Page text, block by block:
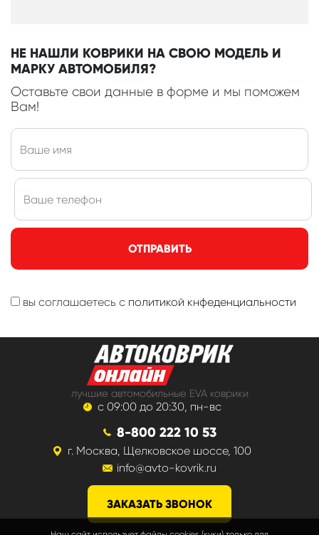
НЕ НАШЛИ КОВРИКИ НА СВОЮ МОДЕЛЬ И
МАРКУ АВТОМОБИЛЯ?
Оставьте свои данные в форме и мы поможем
Вам!
ОТПРАВИТЬ
вы соглашаетесь с политикой кнфеденциальности
лучшие автомобильные EVA коврики
с 09:00 до 20:30, пн-вс
8-800 222 10 53
г. Москва, Щелковское шоссе, 100
info@avto-kovrik.ru
ЗАКАЗАТЬ ЗВОНОК